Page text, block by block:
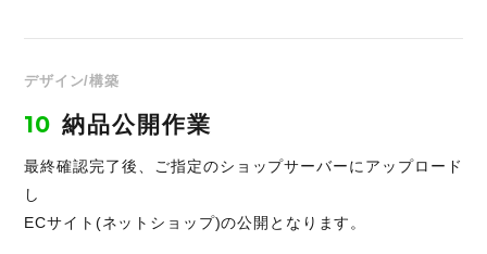
デザイン/構築
10 納品公開作業
最終確認完了後、ご指定のショップサーバーにアップロード
し
ECサイト(ネットショップ)の公開となります。